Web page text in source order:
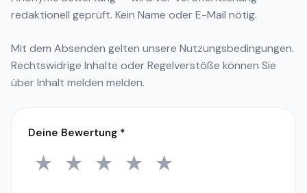
redaktionell geprüft. Kein Name oder E-Mail nötig.
Mit dem Absenden gelten unsere Nutzungsbedingungen.
Rechtswidrige Inhalte oder Regelverstöße können Sie
überInhalt melden melden.
Deine Bewertung *
1 Stern
★ 2 Sterne
★ 3 Sterne
★ 4 Sterne
★ 5 Sterne
★